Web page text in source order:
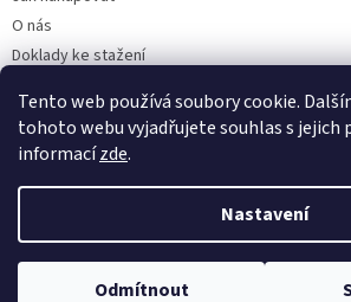
Tento web používá soubory cookie.
tohoto webu vyjadřujete souhlas s jejich
informacízde.
Nastavení
Odmítnout
O nás
Doklady ke stažení
Velkoobchod
Vytvořil Shoptet
Copyright 2026Kaarsgaren.cz .